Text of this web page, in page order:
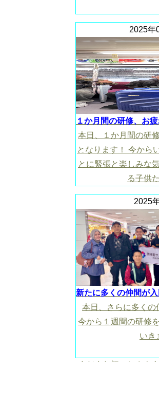
2025年
１か月間の研修、お
本日、１か月間の研
となります！ 今から
とに緊張と楽しみな
る子供
2025
新たに多くの仲間が入
本日、さらに多くの
今から１週間の研修
いき
まだまだ初々しさも